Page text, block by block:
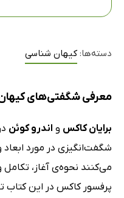
دسته‌ها: کیهان شناسی
معرفی شگفتی‌های
برایان کاکس و اندرو کوئن
شگفت‌انگیزی در مورد
می‌کنند نحوه‌ی آغاز، تکامل
پرفسور کاکس در این کتاب